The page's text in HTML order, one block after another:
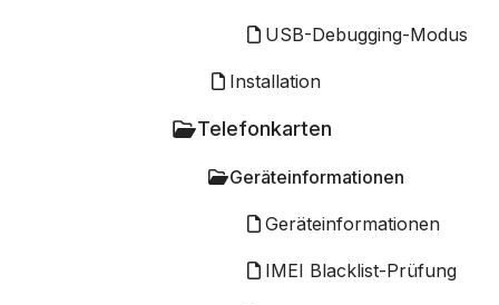
USB-Debugging-Modus
Installation
Telefonkarten
Geräteinformationen
Geräteinformationen
IMEI Blacklist-Prüfung